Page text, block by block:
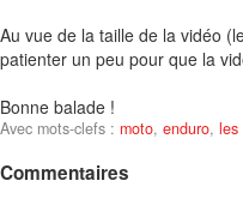
Au vue de la taille de la vidéo
patienter un peu pour que la
Bonne balade !
Avec mots-clefs : moto, enduro, les
Commentaires